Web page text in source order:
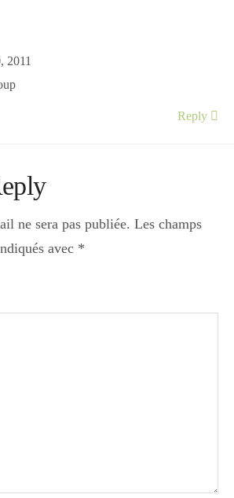
2011
Reply
ne sera pas publiée. Les champs
avec *